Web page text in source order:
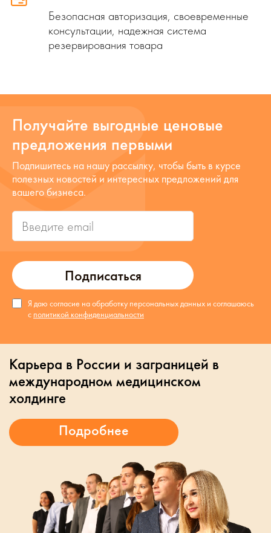
Безопасная авторизация, своевременные
консультации, надежная система
резервирования товара
Получайте выгодные ценовые
предложения первыми
Подписаться
Подпишитесь на нашу рассылку, чтобы быть в курсе
полезных новостей и интересных предложений для
вашего бизнеса.
Я даю согласие на обработку персональных данных и соглашаюсь
с политикой конфиденциальности
Карьера в России и заграницей в
международном медицинском
холдинге